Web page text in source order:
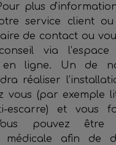
plus
service client
de contact ou
via
en ligne. Un de
réaliser
vous (par exemple
escarre) et vous
pouvez être
médicale afin de